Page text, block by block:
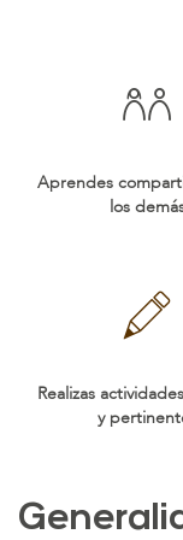
Aprendes
los
Realizas
y